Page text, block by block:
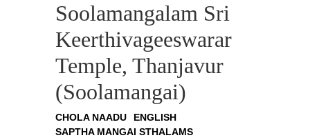
Soolamangalam Sri
Keerthivageeswarar
Temple, Thanjavur
(Soolamangai)
CHOLA NAADU
ENGLISH
SAPTHA MANGAI STHALAMS